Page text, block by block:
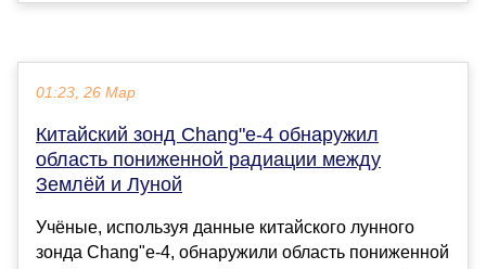
01:23, 26 Мар
Китайский зонд Chang"e-4 обнаружил
область пониженной радиации между
Землёй и Луной
Учёные, используя данные китайского лунного
зонда Chang"e-4, обнаружили область пониженной